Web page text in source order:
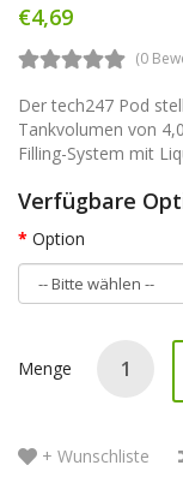
€4,69
(0
Der tech247 Pod
Tankvolumen von
Filling-System mit
Verfügbare
Option
Menge
+ Wunschliste